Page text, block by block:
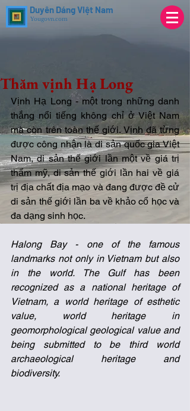
Duyên Dáng Việt Nam
Yougovn.com
Thăm vịnh Hạ Long
Vịnh Hạ Long - một trong những danh
thắng nổi tiếng không chỉ ở Việt Nam
mà còn trên toàn thế giới. Vịnh đã từng
được công nhận là di sản quốc gia Việt
Nam, di sản thế giới lần một về giá trị
thẩm mỹ, di sản thế giới lần hai về giá
trị địa chất địa mạo và đang được đề cử
di sản thế giới lần ba về khảo cổ học và
đa dạng sinh học.
Halong Bay - one of the famous
landmarks not only in Vietnam but also
in the world. The Gulf has been
recognized as a national heritage of
Vietnam, a world heritage of esthetic
value, world heritage in
geomorphological geological value and
being submitted to be third world
archaeological heritage and
biodiversity.